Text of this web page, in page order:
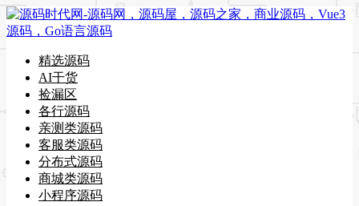
精选源码
AI干货
捡漏区
各行源码
亲测类源码
客服类源码
分布式源码
商城类源码
小程序源码